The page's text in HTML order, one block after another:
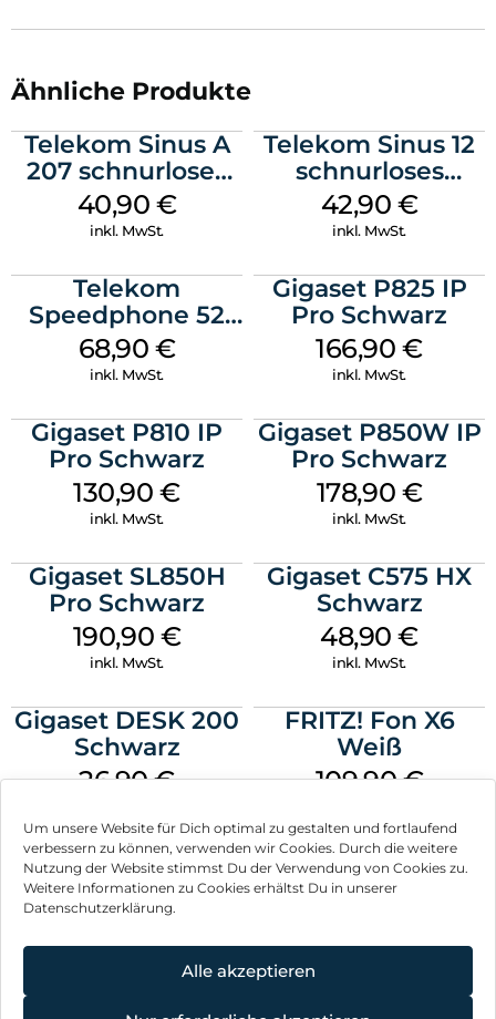
Um unsere Website für Dich optimal zu gestalten und fortlaufend
verbessern zu können, verwenden wir Cookies. Durch die weitere
Nutzung der Website stimmst Du der Verwendung von Cookies zu.
Weitere Informationen zu Cookies erhältst Du in unserer
Datenschutzerklärung.
Alle akzeptieren
Ähnliche Produkte
Telekom Sinus A
207 schnurloses
analog Telefon
Schwarz
40,90 €
inkl. MwSt.
Telekom Sinus 12
schnurloses
Analog Telefon
Schwarz
42,90 €
inkl. MwSt.
Telekom
Speedphone 52
Schwarz
68,90 €
inkl. MwSt.
Gigaset P825 IP
Pro Schwarz
166,90€
inkl. MwSt.
Gigaset P810 IP
Pro Schwarz
130,90€
inkl. MwSt.
Gigaset P850W IP
Pro Schwarz
178,90 €
inkl. MwSt.
Gigaset SL850H
Pro Schwarz
190,90 €
inkl. MwSt.
Gigaset C575 HX
Schwarz
48,90€
inkl. MwSt.
Gigaset DESK 200
Schwarz
26,90€
FRITZ! Fon X6
Weiß
109,90€